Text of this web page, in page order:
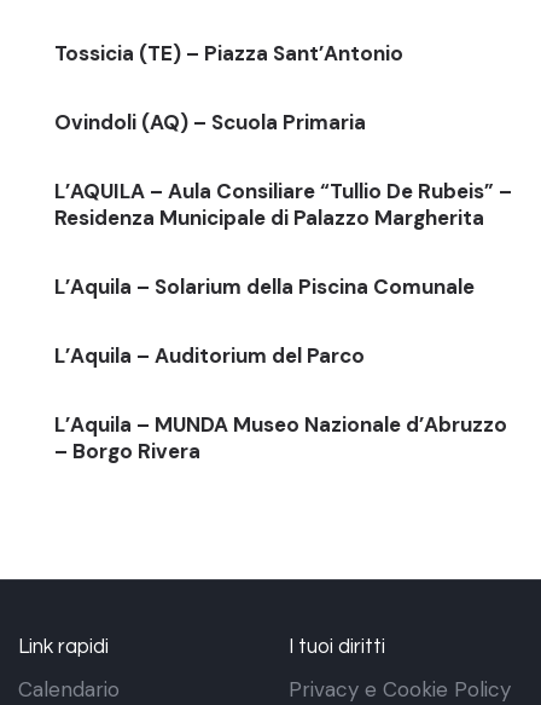
Tossicia (TE) – Piazza Sant’Antonio
Ovindoli (AQ) – Scuola Primaria
L’AQUILA – Aula Consiliare “Tullio De Rubeis” –
Residenza Municipale di Palazzo Margherita
L’Aquila – Solarium della Piscina Comunale
L’Aquila – Auditorium del Parco
L’Aquila – MUNDA Museo Nazionale d’Abruzzo
– Borgo Rivera
Link rapidi
Calendario
I tuoi diritti
Privacy e Cookie Policy